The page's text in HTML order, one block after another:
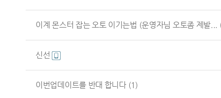
이계 몬스터 잡는 오토 이기는법 (운영자님 오토좀 제발...
신선
이번업데이트를 반대 합니다 (1)